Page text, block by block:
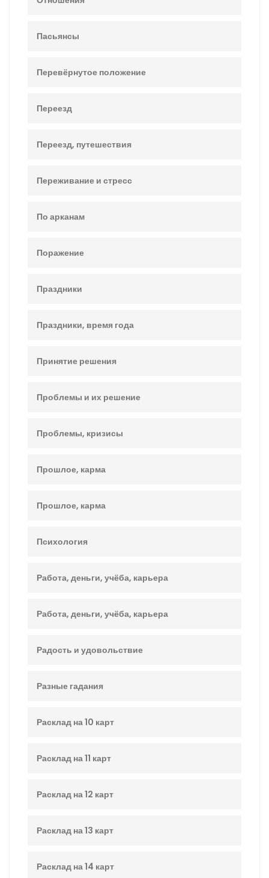
Пасьянсы
Перевёрнутое положение
Переезд
Переезд, путешествия
Переживание и стресс
По арканам
Поражение
Праздники
Праздники, время года
Принятие решения
Проблемы и их решение
Проблемы, кризисы
Прошлое, карма
Прошлое, карма
Психология
Работа, деньги, учёба, карьера
Работа, деньги, учёба, карьера
Радость и удовольствие
Разные гадания
Расклад на 10 карт
Расклад на 11 карт
Расклад на 12 карт
Расклад на 13 карт
Расклад на 14 карт